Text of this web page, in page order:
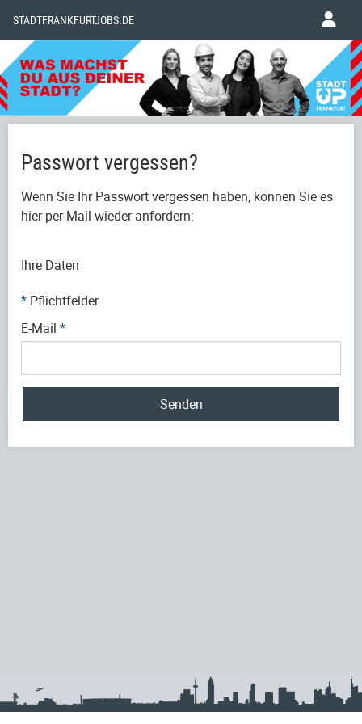
STADTFRANKFURTJOBS.DE
Passwort vergessen?
Wenn Sie Ihr Passwort vergessen haben, können Sie es
hier per Mail wieder anfordern:
Ihre Daten
* Pflichtfelder
E-Mail *
Senden